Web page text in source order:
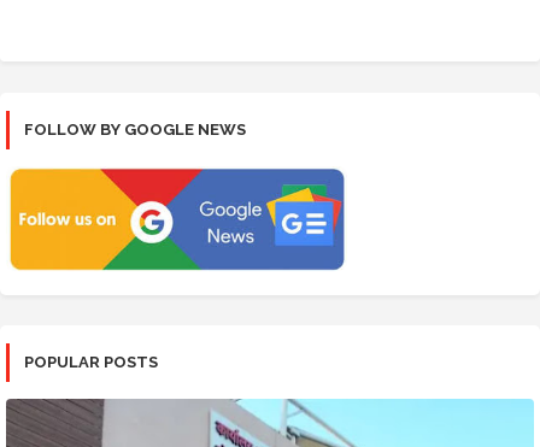
FOLLOW BY GOOGLE NEWS
POPULAR POSTS